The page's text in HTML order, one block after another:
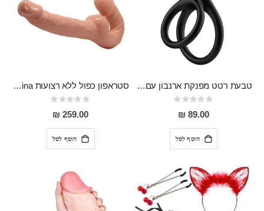
טבעת רטט מפנקת ארנבון עם הידוק כפול מסיליקון רפואי
Rating:
0%
89.00 ₪
הוסף לסל
סטראפון כפול ללא רצועות Marina
Rating:
0%
259.00 ₪
הוסף לסל